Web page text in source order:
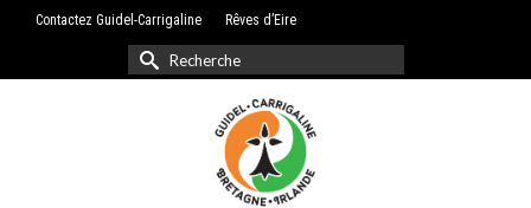
Contactez Guidel-Carrigaline Rêves d’Eire
Rechercher :